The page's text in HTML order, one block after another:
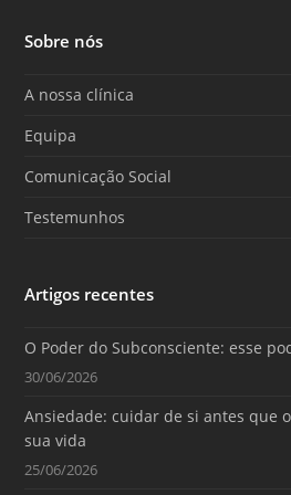
e
b
o
k
T
u
e r
a
Sobre nós
A nossa clínica
Equipa
Comunicação Social
Testemunhos
Artigos recentes
O Poder do Subconsciente: esse
30/06/2026
Ansiedade: cuidar de si antes que
sua vida
25/06/2026